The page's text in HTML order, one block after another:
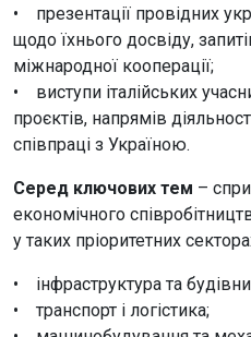
• презентації провідних
щодо їхнього досвіду,
міжнародної кооперації;
• виступи італійських
проєктів, напрямів
співпраці з Україною.
Серед ключових тем –
економічного
у таких пріоритетних
• інфраструктура та
• транспорт і логістика;